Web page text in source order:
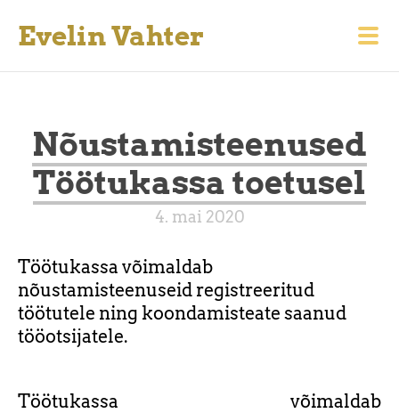
Evelin Vahter
Nõustamisteenused
Töötukassa toetusel
4. mai 2020
Töötukassa võimaldab
nõustamisteenuseid registreeritud
töötutele ning koondamisteate saanud
tööotsijatele.
Töötukassa võimaldab